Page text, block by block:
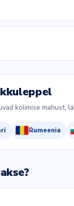
kolimise
Rumeenia